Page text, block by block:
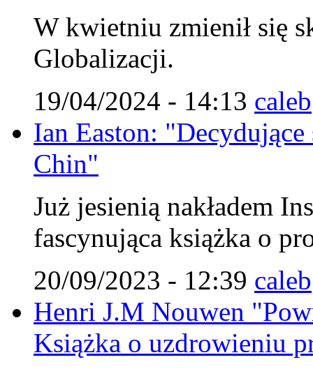
W kwietniu zmienił się
Globalizacji.
19/04/2024 - 14:13 caleb
Ian Easton:
Chin"
Już jesienią nakładem
fascynująca książka o
20/09/2023 - 12:39 caleb
Henri J.M Nouwen
Książka o uzdrowieniu